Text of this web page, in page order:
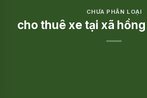
CHƯA PHÂN LOẠI
cho thuê xe tại xã